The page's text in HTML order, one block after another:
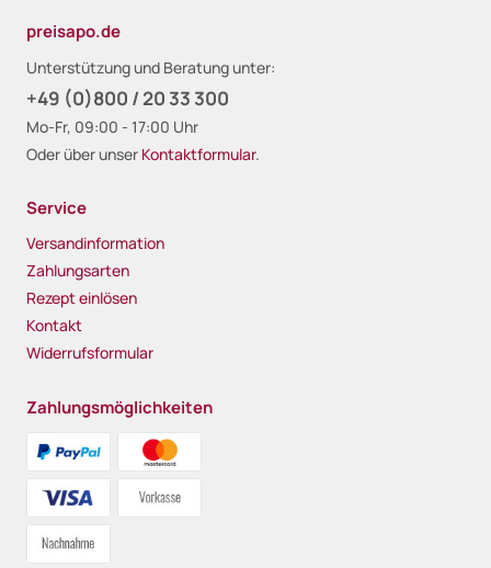
preisapo.de
Unterstützung und Beratung unter:
+49 (0)800 / 20 33 300
Mo-Fr, 09:00 - 17:00 Uhr
Oder über unser Kontaktformular.
Service
Versandinformation
Zahlungsarten
Rezept einlösen
Kontakt
Widerrufsformular
Zahlungsmöglichkeiten